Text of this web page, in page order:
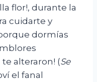
flor!, durante la
cuidarte y
dormías
alteraron! (Se
el fanal